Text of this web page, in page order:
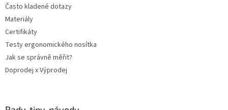
Často kladené dotazy
Materiály
Certifikáty
Testy ergonomického nosítka
Jak se správně měřit?
Doprodej x Výprodej